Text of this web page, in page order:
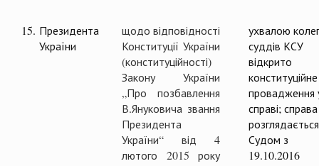
15. Президента
України
щодо відповідності
Конституції України
(конституційності)
Закону України
„Про позбавлення
В.Януковича звання
Президента
України“ від 4
лютого 2015 року
ухвалою
суддів КСУ
відкрито
конституційне
провадження
справі; справа
розглядається
Судом з
19.10.2016